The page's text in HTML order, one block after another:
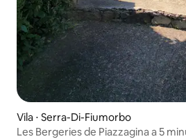
Vila ⋅ Serra-Di-Fiumorbo
Les Bergeries de Piazzagina a 5